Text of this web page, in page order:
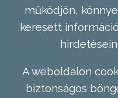
működjön,
keresett
A weboldalon
biztonságos